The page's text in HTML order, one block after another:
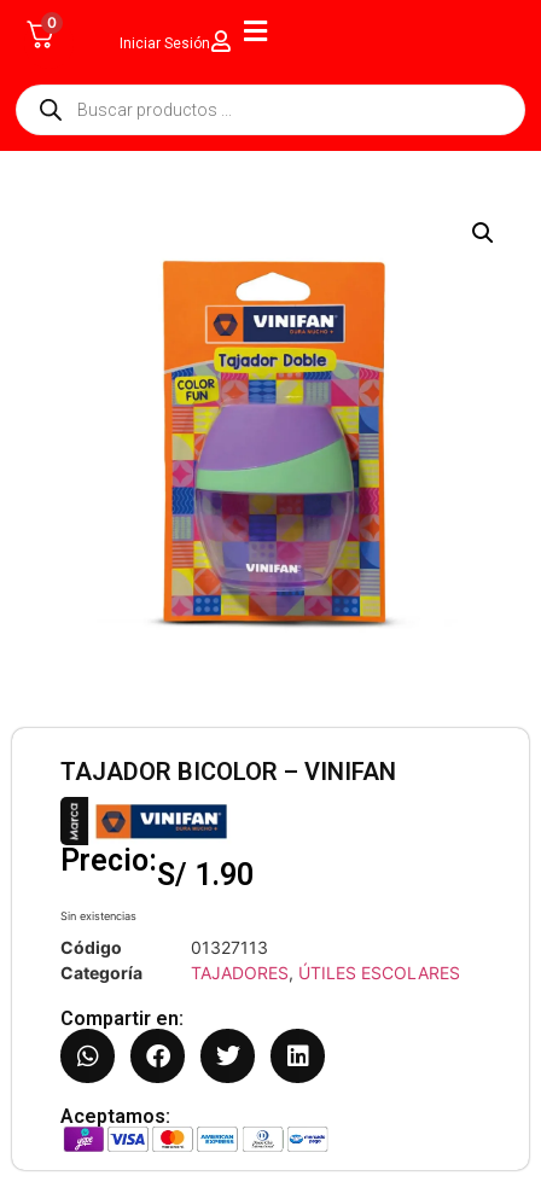
0
Iniciar Sesión
TAJADOR BICOLOR – VINIFAN
Precio:S/ 1.90
Sin existencias
Código
01327113
Categoría
TAJADORES, ÚTILES ESCOLARES
Compartir en:
Aceptamos: